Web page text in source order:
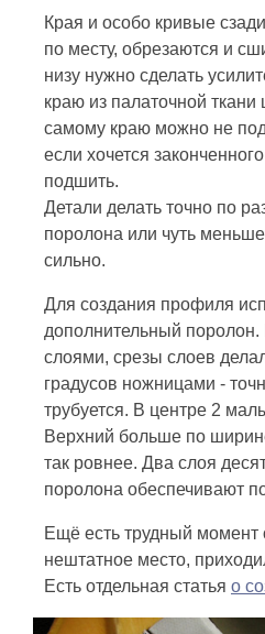
Края и особо кривые
по месту, обрезаются и
низу нужно сделать
краю из палаточной
самому краю можно не
если хочется
подшить.
Детали делать точно по
поролона или чуть
сильно.
Для создания профиля
дополнительный поролон.
слоями, срезы слоев
градусов ножницами -
трубуется. В центре 2
Верхний больше по
так ровнее. Два слоя
поролона обеспечивают
Ещё есть трудный момент
нештатное место,
Есть отдельная статья о